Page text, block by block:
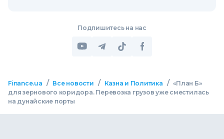
Подпишитесь на нас
Finance.ua / Все новости / Казна и Политика / «План Б»
для зернового коридора. Перевозка грузов уже сместилась
на дунайские порты